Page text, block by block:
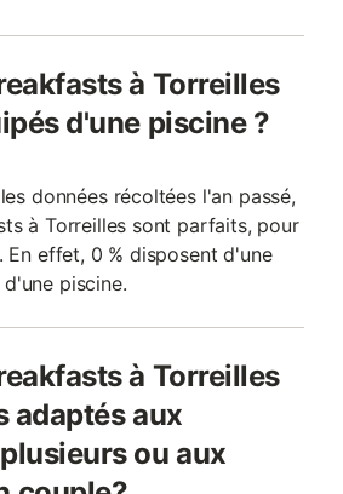
à Torreilles
d'une piscine ?
données récoltées l'an passé,
à Torreilles sont parfaits, pour
En effet, 0 % disposent d'une
piscine.
à Torreilles
adaptés aux
ou aux